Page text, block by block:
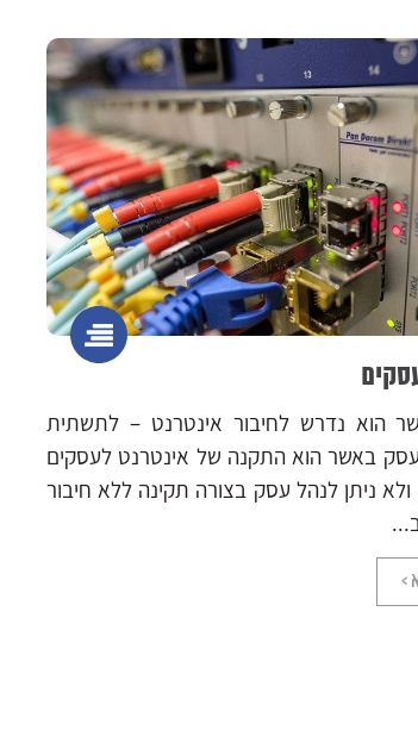
תכנון חדרי מחשב
חדרי מחשב ושרתים הם משאב קריטי
עסקים וארגונים גדולים. בהתאם כדאי
ומחשבה מעמיקה בתכנון שיבטיח